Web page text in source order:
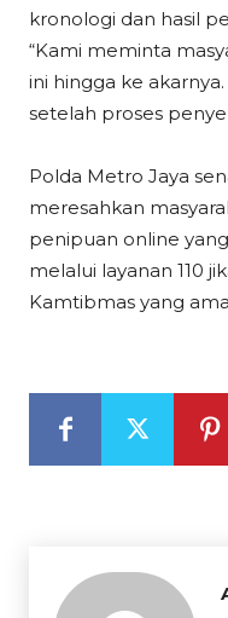
kronologi dan hasil
“Kami meminta
ini hingga ke
setelah proses
Polda Metro Jaya
meresahkan
penipuan online
melalui layanan 110
Kamtibmas yang